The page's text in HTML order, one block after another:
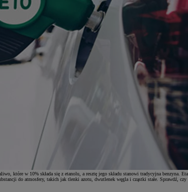
które w 10% składa się z etanolu, a resztę jego składu stanowi tradycyjna benzyna.
do atmosfery, takich jak tlenki azotu, dwutlenek węgla i cząstki stałe. Sprawdź,